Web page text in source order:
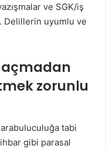
ve SGK/iş
Delillerin uyumlu ve
açmadan
zorunlu
tabi
gibi parasal